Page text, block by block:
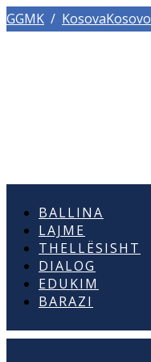
GGMK / KosovaKosovo
BALLINA
LAJME
THELLËSISHT
DIALOG
EDUKIM
BARAZI